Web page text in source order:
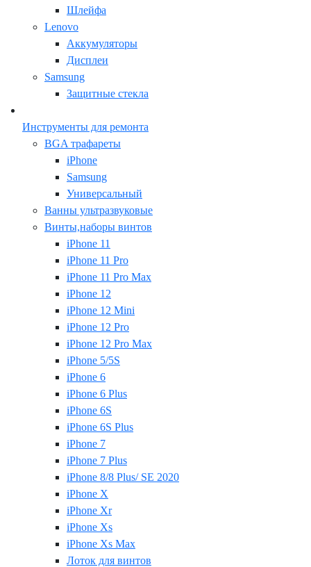
Шлейфа
Lenovo
Аккумуляторы
Дисплеи
Samsung
Защитные стекла
Инструменты для ремонта
BGA трафареты
iPhone
Samsung
Универсальный
Ванны ультразвуковые
Винты,наборы винтов
iPhone 11
iPhone 11 Pro
iPhone 11 Pro Max
iPhone 12
iPhone 12 Mini
iPhone 12 Pro
iPhone 12 Pro Max
iPhone 5/5S
iPhone 6
iPhone 6 Plus
iPhone 6S
iPhone 6S Plus
iPhone 7
iPhone 7 Plus
iPhone 8/8 Plus/ SE 2020
iPhone X
iPhone Xr
iPhone Xs
iPhone Xs Max
Лоток для винтов